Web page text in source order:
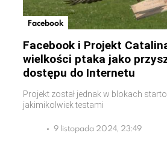
Facebook
Facebook i Projekt
wielkości ptaka jako
dostępu do Internetu
Projekt został jednak w blokach
jakimikolwiek testami
9 listopada 2024, 23:49